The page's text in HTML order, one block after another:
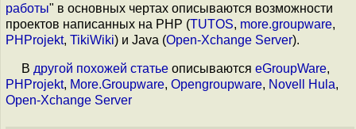
работы" в основных чертах описываются возможности
проектов написанных на PHP (TUTOS, more.groupware,
PHProjekt, TikiWiki) и Java (Open-Xchange Server).
В другой похожей статье описываются eGroupWare,
PHProjekt, More.Groupware, Opengroupware, Novell Hula,
Open-Xchange Server